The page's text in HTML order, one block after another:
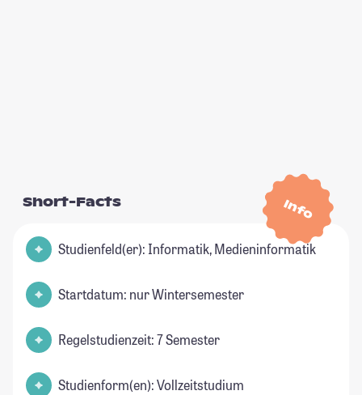
Info
Short-Facts
Studienfeld(er): Informatik, Medieninformatik
Startdatum: nur Wintersemester
Regelstudienzeit: 7 Semester
Studienform(en): Vollzeitstudium